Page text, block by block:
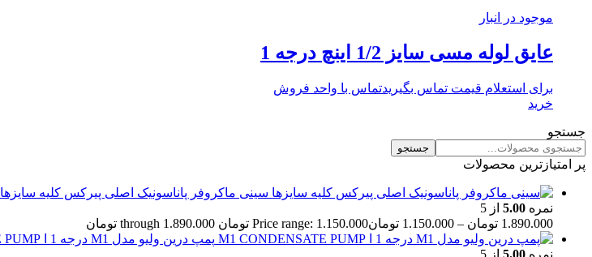
موجود در انبار
عایق لوله مسی سایز 1/2 اینچ درجه 1
برای استعلام قیمت تماس بگیریدتماس با واحد فروش
خرید
جستجو
جستجو
پر امتیازترین محصولات
سینی ماکروفر پاناسونیک اصلی پیرکس کلیه سایزها
نمره 5.00 از 5
1.890.000 تومان –
1.150.000 تومانPrice range: 1.150.000 تومان through 1.890.000 تومان
پمپ درین ولیو مدل M1 درجه 1 ا M1 CONDENSATE PUMP